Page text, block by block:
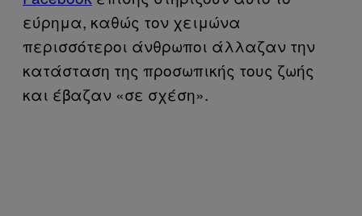
εύρημα, καθώς τον χειμώνα
περισσότεροι άνθρωποι άλλαζαν την
κατάσταση της προσωπικής τους ζωής
και έβαζαν «σε σχέση».